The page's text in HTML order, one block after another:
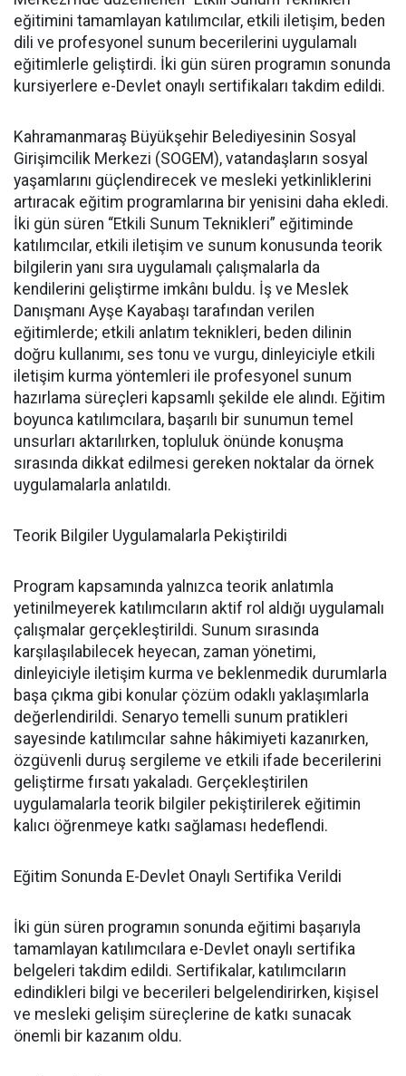
eğitimini tamamlayan katılımcılar, etkili iletişim, beden
dili ve profesyonel sunum becerilerini uygulamalı
eğitimlerle geliştirdi. İki gün süren programın sonunda
kursiyerlere e-Devlet onaylı sertifikaları takdim edildi.
Kahramanmaraş Büyükşehir Belediyesinin Sosyal
Girişimcilik Merkezi (SOGEM), vatandaşların sosyal
yaşamlarını güçlendirecek ve mesleki yetkinliklerini
artıracak eğitim programlarına bir yenisini daha ekledi.
İki gün süren “Etkili Sunum Teknikleri” eğitiminde
katılımcılar, etkili iletişim ve sunum konusunda teorik
bilgilerin yanı sıra uygulamalı çalışmalarla da
kendilerini geliştirme imkânı buldu. İş ve Meslek
Danışmanı Ayşe Kayabaşı tarafından verilen
eğitimlerde; etkili anlatım teknikleri, beden dilinin
doğru kullanımı, ses tonu ve vurgu, dinleyiciyle etkili
iletişim kurma yöntemleri ile profesyonel sunum
hazırlama süreçleri kapsamlı şekilde ele alındı. Eğitim
boyunca katılımcılara, başarılı bir sunumun temel
unsurları aktarılırken, topluluk önünde konuşma
sırasında dikkat edilmesi gereken noktalar da örnek
uygulamalarla anlatıldı.
Teorik Bilgiler Uygulamalarla Pekiştirildi
Program kapsamında yalnızca teorik anlatımla
yetinilmeyerek katılımcıların aktif rol aldığı uygulamalı
çalışmalar gerçekleştirildi. Sunum sırasında
karşılaşılabilecek heyecan, zaman yönetimi,
dinleyiciyle iletişim kurma ve beklenmedik durumlarla
başa çıkma gibi konular çözüm odaklı yaklaşımlarla
değerlendirildi. Senaryo temelli sunum pratikleri
sayesinde katılımcılar sahne hâkimiyeti kazanırken,
özgüvenli duruş sergileme ve etkili ifade becerilerini
geliştirme fırsatı yakaladı. Gerçekleştirilen
uygulamalarla teorik bilgiler pekiştirilerek eğitimin
kalıcı öğrenmeye katkı sağlaması hedeflendi.
Eğitim Sonunda E-Devlet Onaylı Sertifika Verildi
İki gün süren programın sonunda eğitimi başarıyla
tamamlayan katılımcılara e-Devlet onaylı sertifika
belgeleri takdim edildi. Sertifikalar, katılımcıların
edindikleri bilgi ve becerileri belgelendirirken, kişisel
ve mesleki gelişim süreçlerine de katkı sunacak
önemli bir kazanım oldu.